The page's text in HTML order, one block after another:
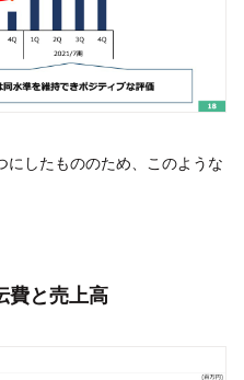
にしたもののため、このような
と売上高